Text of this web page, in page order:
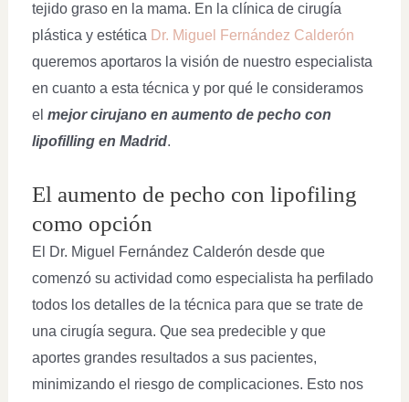
tejido graso en la mama. En la clínica de cirugía
plástica y estética Dr. Miguel Fernández Calderón
queremos aportaros la visión de nuestro especialista
en cuanto a esta técnica y por qué le consideramos
el mejor cirujano en aumento de pecho con
lipofilling en Madrid.
El aumento de pecho con lipofiling
como opción
El Dr. Miguel Fernández Calderón desde que
comenzó su actividad como especialista ha perfilado
todos los detalles de la técnica para que se trate de
una cirugía segura. Que sea predecible y que
aportes grandes resultados a sus pacientes,
minimizando el riesgo de complicaciones. Esto nos